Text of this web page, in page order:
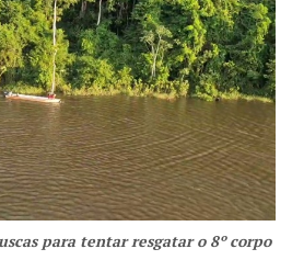
para tentar resgatar o 8º corpo